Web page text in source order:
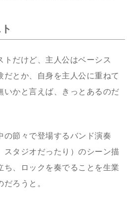
トだけど、主人公はベーシス
だとか、自身を主人公に重ねて
いかと言えば、きっとあるのだ
の節々で登場するバンド演奏
スタジオだったり）のシーン描
ち、ロックを奏でることを生業
ろうと。